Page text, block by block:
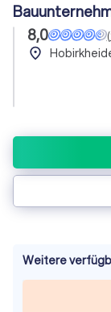
8,0
(
place
Weitere